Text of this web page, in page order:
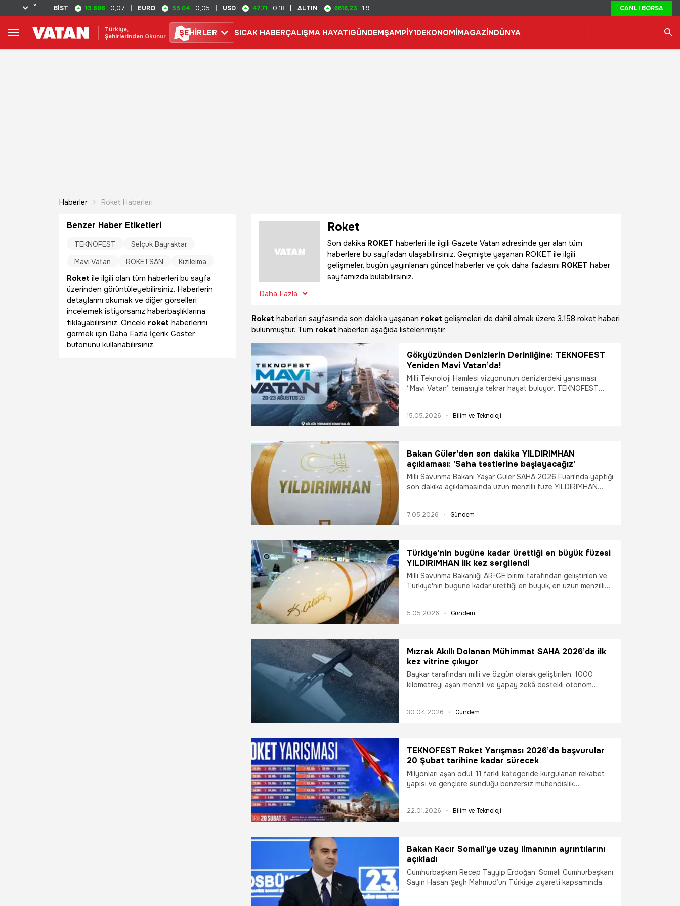
° BİST 13.808 0,07 EURO 55.04 0,05 USD 47.71 0,18 ALTIN 6616,23 1,9 CANLI BORSA
Türkiye,
Şehirlerinden Okunur
ŞEHİRLER SICAK HABERÇALIŞMA HAYATIGÜNDEMŞAMPİY10EKONOMİMAGAZİNDÜNYA
Haberler Roket Haberleri
Roket
Son dakika ROKET haberleri ile ilgili Gazete Vatan adresinde yer alan tüm
haberlere bu sayfadan ulaşabilirsiniz. Geçmişte yaşanan ROKET ile ilgili
gelişmeler, bugün yayınlanan güncel haberler ve çok daha fazlasını ROKET haber
sayfamızda bulabilirsiniz.
Daha Fazla
Roket haberleri sayfasında son dakika yaşanan roket gelişmeleri de dahil olmak üzere 3.158 roket haberi
bulunmuştur. Tüm roket haberleri aşağıda listelenmiştir.
Gökyüzünden Denizlerin Derinliğine: TEKNOFEST
Yeniden Mavi Vatan’da!
Milli Teknoloji Hamlesi vizyonunun denizlerdeki yansıması,
“Mavi Vatan” temasıyla tekrar hayat buluyor. TEKNOFEST
Vatan, denizcilik ve su altı teknolojilerinin ön plana çıkacağı
15.05.2026 Bilim ve Teknoloji
Bakan Güler'den son dakika YILDIRIMHAN
açıklaması: 'Saha testlerine başlayacağız'
Milli Savunma Bakanı Yaşar Güler SAHA 2026 Fuarı'nda yaptığı
son dakika açıklamasında uzun menzilli füze YILDIRIMHAN
yakıtlı, hipersonik hızda seyir kabiliyetine sahip ve en uzun
tamamlanan sistemin saha ya da yer testlerine de
önümüzdeki dönemde başlayacağız' dedi.
7.05.2026 Gündem
Türkiye'nin bugüne kadar ürettiği en büyük füzesi
YILDIRIMHAN ilk kez sergilendi
Milli Savunma Bakanlığı AR-GE birimi tarafından geliştirilen ve
Türkiye'nin bugüne kadar ürettiği en büyük, en uzun menzilli
görüntüsü nefes kesti.
5.05.2026 Gündem
Mızrak Akıllı Dolanan Mühimmat SAHA 2026’da ilk
kez vitrine çıkıyor
Baykar tarafından milli ve özgün olarak geliştirilen, 1000
kilometreyi aşan menzili ve yapay zekâ destekli otonom
SAHA 2026’da ilk kez sergilenecek.
30.04.2026 Gündem
TEKNOFEST Roket Yarışması 2026’da başvurular
20 Şubat tarihine kadar sürecek
Milyonları aşan ödül, 11 farklı kategoride kurgulanan rekabet
yapısı ve gençlere sunduğu benzersiz mühendislik
şekillendirecek genç yetenekleri bir araya getiriyor.
22.01.2026 Bilim ve Teknoloji
Bakan Kacır Somali'ye uzay limanının ayrıntılarını
açıkladı
Cumhurbaşkanı Recep Tayyip Erdoğan, Somali Cumhurbaşkanı
Sayın Hasan Şeyh Mahmud’un Türkiye ziyareti kapsamında
Benzer Haber Etiketleri
TEKNOFEST
Selçuk Bayraktar
Mavi Vatan
ROKETSAN Kızılelma
Roket ile ilgili olan tüm haberleri bu sayfa
üzerinden görüntüleyebilirsiniz. Haberlerin
detaylarını okumak ve diğer görselleri
incelemek istiyorsanız haberbaşlıklarına
tıklayabilirsiniz. Önceki roket haberlerini
görmek için Daha Fazla İçerik Göster
butonunu kullanabilirsiniz.